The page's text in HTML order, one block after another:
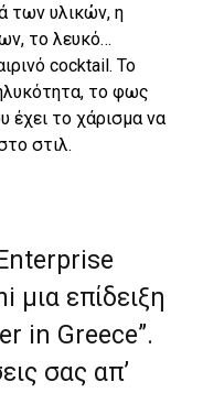
των υλικών, η
το λευκό…
cocktail. To
το φως
έχει το χάρισμα να
στιλ.
μια επίδειξη
in Greece”.
σας απ’